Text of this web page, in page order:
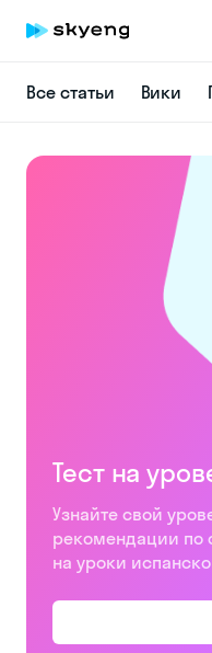
Все статьи Вики
Тест на
Узнайте свой
рекомендации по
на уроки